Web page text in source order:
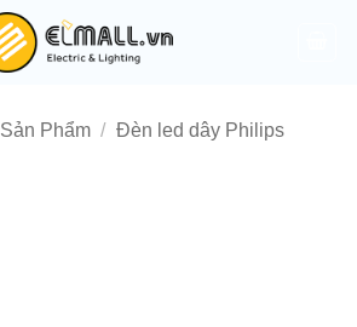
Sản Phẩm / Đèn led dây Philips